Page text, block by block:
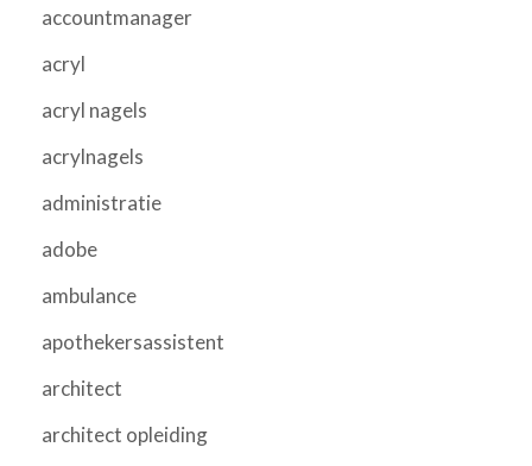
accountmanager
acryl
acryl nagels
acrylnagels
administratie
adobe
ambulance
apothekersassistent
architect
architect opleiding